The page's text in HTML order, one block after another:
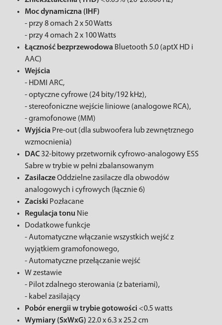
Moc dynamiczna (IHF)
- przy 8 omach 2 x 50 Watts
- przy 4 omach 2 x 100 Watts
Łączność bezprzewodowa Bluetooth 5.0 (aptX HD i
AAC)
Wejścia
- HDMI ARC,
- optyczne cyfrowe (24 bity/192 kHz),
- stereofoniczne wejście liniowe (analogowe RCA),
- gramofonowe (MM)
Wyjścia Pre-out (dla subwoofera lub zewnętrznego
wzmocnienia)
DAC 32-bitowy przetwornik cyfrowo-analogowy ESS
Sabre w trybie w pełni zbalansowanym
ZasilaczeOddzielne zasilacze dla obwodów
analogowych i cyfrowych (łącznie 6)
Zaciski Pozłacane
Regulacja tonu Nie
Dodatkowe funkcje
- Automatyczne włączanie wszystkich wejść z
wyjątkiem gramofonowego,
- Automatyczne przełączanie wejść
W zestawie
- Pilot zdalnego sterowania (z bateriami),
- kabel zasilający
Pobór energii w trybie gotowości <0.5 watts
Wymiary (SxWxG) 22.0 x 6.3 x 25.2 cm